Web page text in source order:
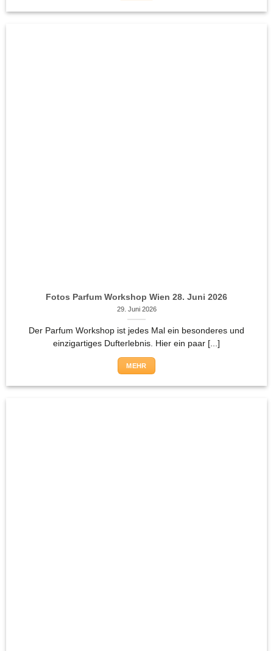
Fotos Parfum Workshop Wien 28. Juni 2026
29. Juni 2026
Der Parfum Workshop ist jedes Mal ein besonderes und
einzigartiges Dufterlebnis. Hier ein paar [...]
MEHR